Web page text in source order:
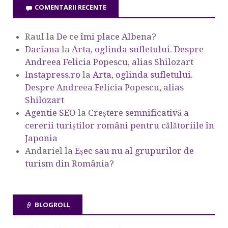
COMENTARII RECENTE
Raul la De ce îmi place Albena?
Daciana la Arta, oglinda sufletului. Despre
Andreea Felicia Popescu, alias Shilozart
Instapress.ro la Arta, oglinda sufletului.
Despre Andreea Felicia Popescu, alias
Shilozart
Agentie SEO la Creștere semnificativă a
cererii turiștilor români pentru călătoriile în
Japonia
Andariel la Eşec sau nu al grupurilor de
turism din România?
BLOGROLL